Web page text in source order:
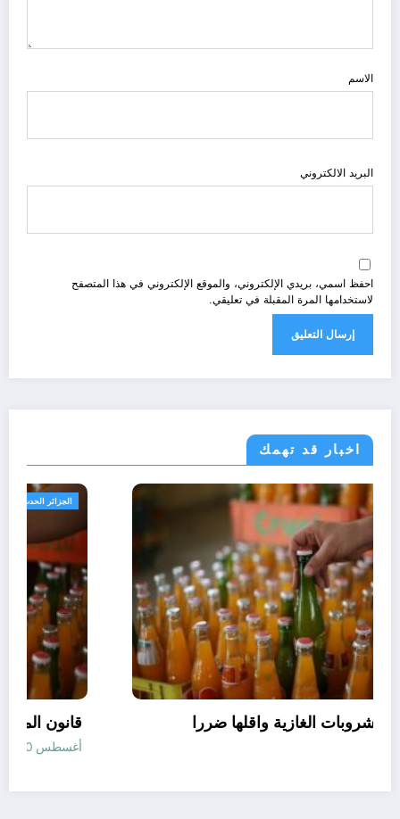
الاسم
البريد الالكتروني
احفظ اسمي، بريدي الإلكتروني، والموقع الإلكتروني في هذا المتصفح
لاستخدامها المرة المقبلة في تعليقي.
اخبار قد تهمك
افضل انواع المشروبات الغازية واقلها ضررا